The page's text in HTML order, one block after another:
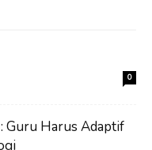
0
Guru Harus Adaptif